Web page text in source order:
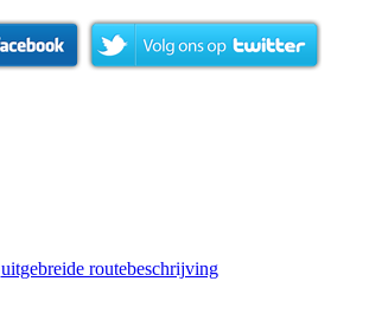
uitgebreide routebeschrijving